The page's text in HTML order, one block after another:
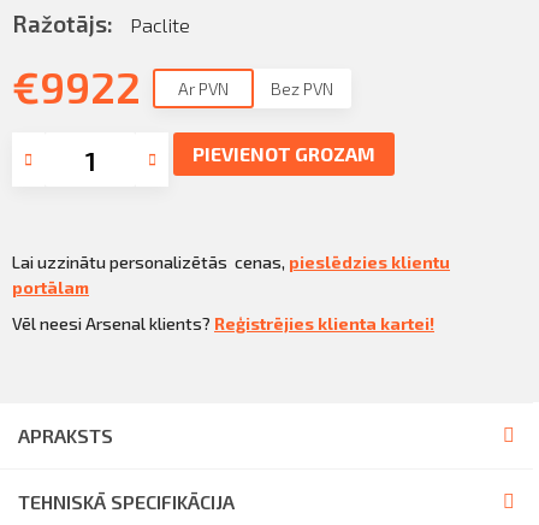
KLIENTU PORTĀLS
KĻŪT PAR KLIENTU
Ražotājs: Paclite
€9922 Ar PVN Bez PVN
PIEVIENOT GROZAM
Lai uzzinātu personalizētās cenas, pieslēdzies klientu
portālam
Vēl neesi Arsenal klients? Reģistrējies klienta kartei!
APRAKSTS
TEHNISKĀ SPECIFIKĀCIJA